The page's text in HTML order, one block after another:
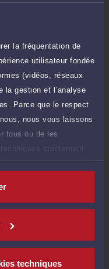
la fréquentation de
utilisateur fondée
(vidéos, réseaux
gestion et l’analyse
Parce que le respect
nous vous laissons
tous ou de les
strictement
techniques
une question
150 €
TTC
par écrit